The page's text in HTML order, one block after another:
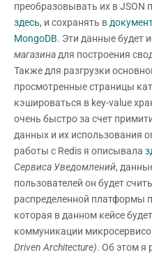
преобразовывать их в JSON
здесь, и сохранять в
MongoDB. Эти данные будет
магазина для построения
Также для разгрузки
просмотренные страницы
кэшироваться в key-value
очень быстро за счет
данных и их использования
работы с Redis я описывала
Сервиса Уведомлений,
пользователей он будет
распределенной платформы
которая в данном кейсе
коммуникации
Driven Architecture). Об этом я